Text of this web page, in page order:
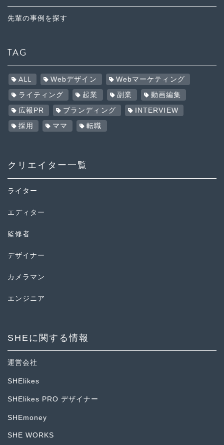
先輩の事例を探す
TAG
ALL Webデザイン Webマーケティング
ライティング 起業 副業 動画編集
広報PR ブランディング INTERVIEW
採用 ママ 転職
クリエイター一覧
ライター
エディター
監修者
デザイナー
カメラマン
エンジニア
SHEに関する情報
運営会社
SHElikes
SHElikes PRO デザイナー
SHEmoney
SHE WORKS